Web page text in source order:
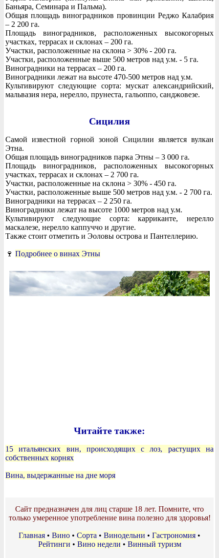
Баньяра, Семинара и Пальма).
Общая площадь виноградников провинции Реджо Калабрия
– 2 200 га.
Площадь виноградников, расположенных высокогорных
участках, террасах и склонах – 200 га.
Участки, расположенные на склона > 30% - 200 га.
Участки, расположенные выше 500 метров над у.м. - 5 га.
Виноградники на террасах – 200 га.
Виноградники лежат на высоте 470-500 метров над у.м.
Культивируют следующие сорта: мускат александрийский,
мальвазия нера, нерелло, прунеста, гальоппо, санджовезе.
Сицилия
Самой известной горной зоной Сицилии является вулкан
Этна.
Общая площадь виноградников парка Этны – 3 000 га.
Площадь виноградников, расположенных высокогорных
участках, террасах и склонах – 2 700 га.
Участки, расположенные на склона > 30% - 450 га.
Участки, расположенные выше 500 метров над у.м. - 2 700 га.
Виноградники на террасах – 2 250 га.
Виноградники лежат на высоте 1000 метров над у.м.
Культивируют следующие сорта: карриканте, нерелло
маскалезе, нерелло каппуччо и другие.
Также стоит отметить и Эоловы острова и Пантеллерию.
🍷 Подробнее о винах Этны
Читайте также:
15 итальянских вин, происходящих с лоз, растущих на
собственных корнях
Вина, выдержанные на дне моря
Сайт предназначен для лиц старше 18 лет. Помните, что
только умеренное употребление вина полезно для здоровья!
Главная • Вино • Сорта • Винодельни • Гастрономия •
Рейтинги • Вино недели • Винный туризм